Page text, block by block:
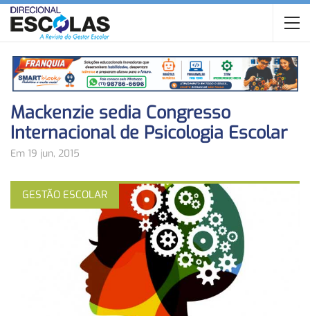
Mackenzie sedia Congresso
Internacional de Psicologia Escolar
Em 19 jun, 2015
GESTÃO ESCOLAR